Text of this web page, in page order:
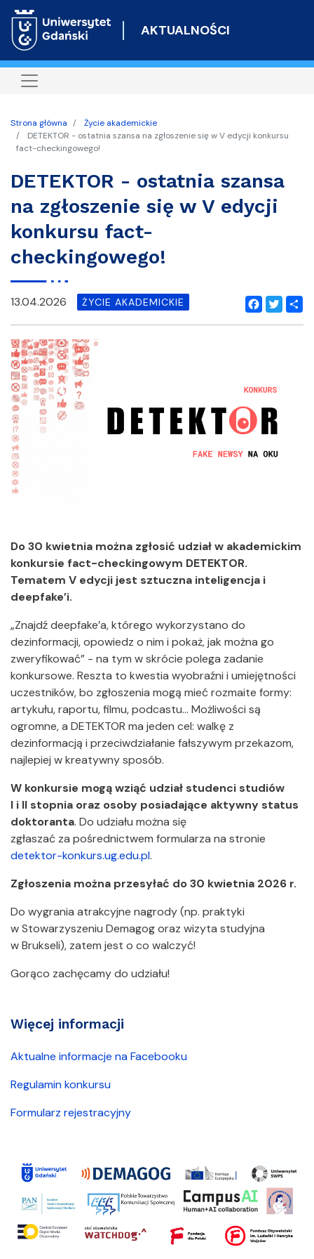
do
AKTUALNOŚCI
Strona główna
Życie akademickie
DETEKTOR - ostatnia szansa na zgłoszenie się w V edycji konkursu
fact-checkingowego!
DETEKTOR - ostatnia szansa
na zgłoszenie się w V edycji
konkursu fact-
checkingowego!
Facebook
Twitter
13.04.2026 ŻYCIE AKADEMICKIE
Do 30 kwietnia można zgłosić udział w akademickim
konkursie fact-checkingowym DETEKTOR.
Tematem V edycji jest sztuczna inteligencja i
deepfake’i.
„Znajdź deepfake’a, którego wykorzystano do
dezinformacji, opowiedz o nim i pokaż, jak można go
zweryfikować” - na tym w skrócie polega zadanie
konkursowe. Reszta to kwestia wyobraźni i umiejętności
uczestników, bo zgłoszenia mogą mieć rozmaite formy:
artykułu, raportu, filmu, podcastu… Możliwości są
ogromne, a DETEKTOR ma jeden cel: walkę z
dezinformacją i przeciwdziałanie fałszywym przekazom,
najlepiej w kreatywny sposób.
W konkursie mogą wziąć udział studenci studiów
I i II stopnia oraz osoby posiadające aktywny status
doktoranta. Do udziału można się
zgłaszać za pośrednictwem formularza na stronie
detektor-konkurs.ug.edu.pl.
Zgłoszenia można przesyłać do 30 kwietnia 2026 r.
Do wygrania atrakcyjne nagrody (np. praktyki
w Stowarzyszeniu Demagog oraz wizyta studyjna
w Brukseli), zatem jest o co walczyć!
Gorąco zachęcamy do udziału!
Więcej informacji
Aktualne informacje na Facebooku
Regulamin konkursu
Formularz rejestracyjny